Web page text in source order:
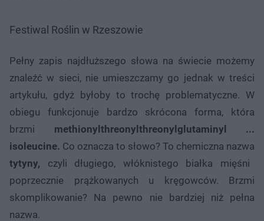
Festiwal Roślin w Rzeszowie
Pełny zapis najdłuższego słowa na świecie możemy
znaleźć w sieci, nie umieszczamy go jednak w treści
artykułu, gdyż byłoby to trochę problematyczne. W
obiegu funkcjonuje bardzo skrócona forma, która
brzmi methionylthreonylthreonylglutaminyl ...
isoleucine. Co oznacza to słowo? To chemiczna nazwa
tytyny, czyli długiego, włóknistego białka mięśni
poprzecznie prążkowanych u kręgowców. Brzmi
skomplikowanie? Na pewno nie bardziej niż pełna
nazwa.